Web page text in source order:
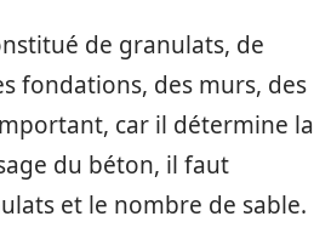
de granulats, de
fondations, des murs, des
car il détermine la
du béton, il faut
et le nombre de sable.